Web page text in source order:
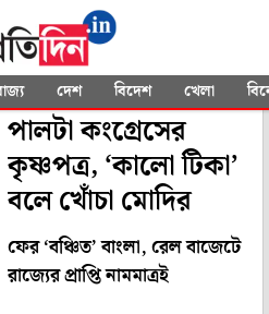
দেশ বিদেশ খেলা
"Modi Govt"
বিজেপির শ্বেতপত্রের
পালটা কংগ্রেসের
কৃষ্ণপত্র, ‘কালো টিকা’
বলে খোঁচা মোদির
ফের ‘বঞ্চিত’ বাংলা, রেল বাজেটে
রাজ্যের প্রাপ্তি নামমাত্রই